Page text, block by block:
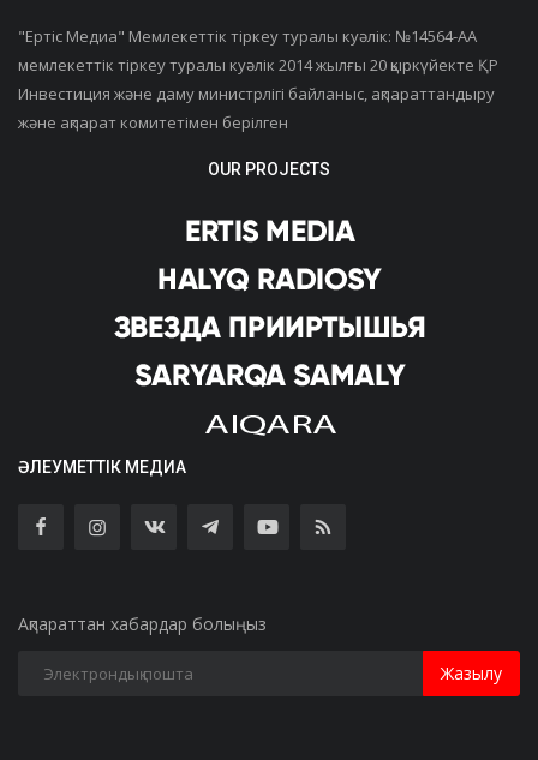
"Ертiс Медиа" Мемлекеттік тіркеу туралы куәлік: №14564-АА
мемлекеттік тіркеу туралы куәлік 2014 жылғы 20 қыркүйекте ҚР
Инвестиция және даму министрлігі байланыс, ақпараттандыру
және ақпарат комитетімен берілген
OUR PROJECTS
ӘЛЕУМЕТТІК МЕДИА
Ақпараттан хабардар болыңыз
Жазылу